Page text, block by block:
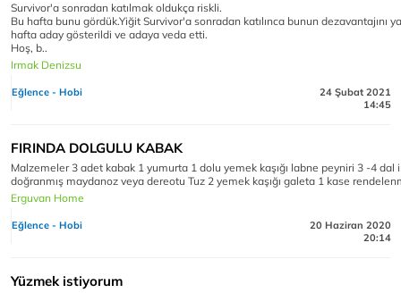
Survivor'a sonradan katılmak oldukça riskli.
Bu hafta bunu gördük.Yiğit Survivor'a sonradan katılınca bunun dezavantajını
hafta aday gösterildi ve adaya veda etti.
Hoş, b..
Irmak Denizsu
Eğlence - Hobi
24 Şubat 2021
14:45
FIRINDA DOLGULU KABAK
Malzemeler 3 adet kabak 1 yumurta 1 dolu yemek kaşığı labne peyniri 3 -4 dal
doğranmış maydanoz veya dereotu Tuz 2 yemek kaşığı galeta 1 kase
Erguvan Home
Eğlence - Hobi
20 Haziran 2020
20:14
Yüzmek istiyorum